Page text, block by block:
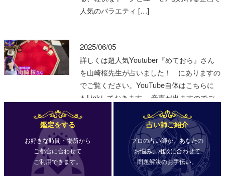
鑑定をする
お好きな時間・場所から
ご都合に合わせて
ご利用できます。
占い師ご紹介
プロの占い師が、あなたの
お悩み、相談に合わせて
問題解決のお手伝い。